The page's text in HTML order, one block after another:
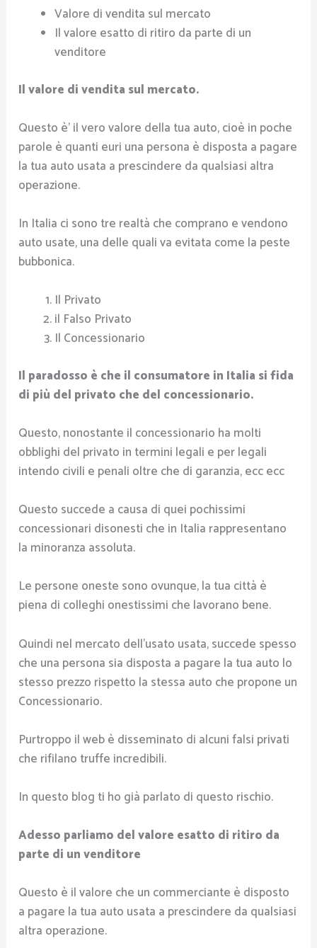
Valore di vendita sul mercato
Il valore esatto di ritiro da parte di un
venditore
Il valore di vendita sul mercato.
Questo è’ il vero valore della tua auto, cioè in poche
parole è quanti euri una persona è disposta a pagare
la tua auto usata a prescindere da qualsiasi altra
operazione.
In Italia ci sono tre realtà che comprano e vendono
auto usate, una delle quali va evitata come la peste
bubbonica.
Il Privato
il Falso Privato
Il Concessionario
Il paradosso è che il consumatore in Italia si fida
di più del privato che del concessionario.
Questo, nonostante il concessionario ha molti
obblighi del privato in termini legali e per legali
intendo civili e penali oltre che di garanzia, ecc ecc
Questo succede a causa di quei pochissimi
concessionari disonesti che in Italia rappresentano
la minoranza assoluta.
Le persone oneste sono ovunque, la tua città è
piena di colleghi onestissimi che lavorano bene.
Quindi nel mercato dell’usato usata, succede spesso
che una persona sia disposta a pagare la tua auto lo
stesso prezzo rispetto la stessa auto che propone un
Concessionario.
Purtroppo il web è disseminato di alcuni falsi privati
che rifilano truffe incredibili.
In questo blog ti ho già parlato di questo rischio.
Adesso parliamo del valore esatto di ritiro da
parte di un venditore
Questo è il valore che un commerciante è disposto
a pagare la tua auto usata a prescindere da qualsiasi
altra operazione.